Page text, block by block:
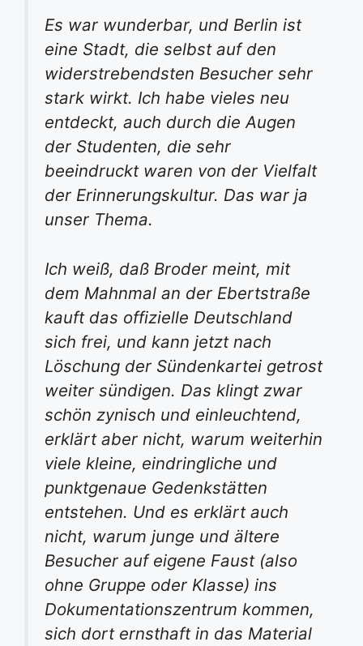
Es war wunderbar, und Berlin ist
eine Stadt, die selbst auf den
widerstrebendsten Besucher sehr
stark wirkt. Ich habe vieles neu
entdeckt, auch durch die Augen
der Studenten, die sehr
beeindruckt waren von der Vielfalt
der Erinnerungskultur. Das war ja
unser Thema.
Ich weiß, daß Broder meint, mit
dem Mahnmal an der Ebertstraße
kauft das offizielle Deutschland
sich frei, und kann jetzt nach
Löschung der Sündenkartei getrost
weiter sündigen. Das klingt zwar
schön zynisch und einleuchtend,
erklärt aber nicht, warum weiterhin
viele kleine, eindringliche und
punktgenaue Gedenkstätten
entstehen. Und es erklärt auch
nicht, warum junge und ältere
Besucher auf eigene Faust (also
ohne Gruppe oder Klasse) ins
Dokumentationszentrum kommen,
sich dort ernsthaft in das Material